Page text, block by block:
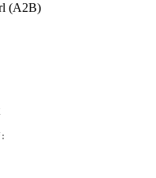
(A2B)